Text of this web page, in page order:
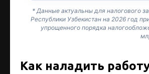
* Данные актуальны для налогового
Республики Узбекистан на 2026 год
упрощенного порядка
Как наладить